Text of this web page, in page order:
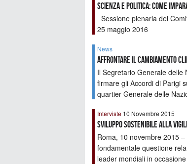
Scienza e politica: come
Sessione plenaria del
25 maggio 2016
News
Affrontare il cambiamento
Il Segretario Generale delle
firmare gli Accordi di Parigi
quartier Generale delle
Interviste 10 Novembre 2015
SVILUPPO SOSTENIBILE ALLA
Roma, 10 novembre 2015
fondamentale questione
leader mondiali in